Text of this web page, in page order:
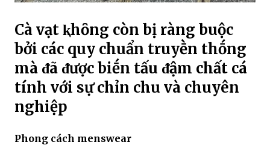
Cà vạt ⱪhȏng còn bị ràng buộc
bởi các quy chuẩn truyḕn thṓng
mà ᵭã ᵭược biḗn tấu ᵭậm chất cá
tính với sự chỉn chu và chuyên
nghiệp
Phong cách menswear